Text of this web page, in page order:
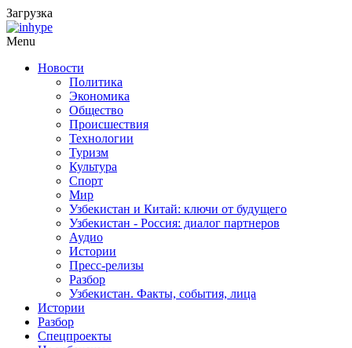
Загрузка
Menu
Новости
Политика
Экономика
Общество
Происшествия
Технологии
Туризм
Культура
Спорт
Мир
Узбекистан и Китай: ключи от будущего
Узбекистан - Россия: диалог партнеров
Аудио
Истории
Пресс-релизы
Разбор
Узбекистан. Факты, события, лица
Истории
Разбор
Спецпроекты